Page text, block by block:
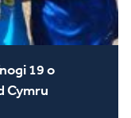
19 o
Cymru